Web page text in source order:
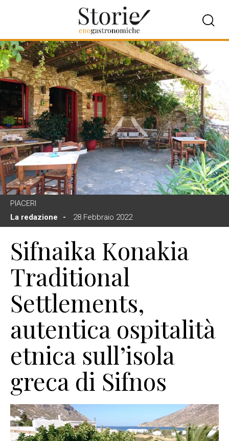
PIACERI
La redazione
28 Febbraio 2022
Sifnaika Konakia
Traditional
Settlements,
autentica ospitalità
etnica sull’isola
greca di Sifnos